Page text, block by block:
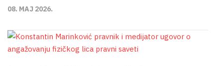
08. MAJ 2026.